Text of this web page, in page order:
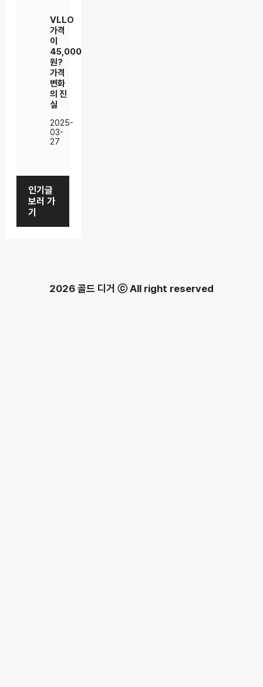
VLLO
가격
이
45,000
원?
가격
변화
의 진
실
2025-
03-
27
인기글
보러 가
기
2026 골드 디거 ⓒ All right reserved